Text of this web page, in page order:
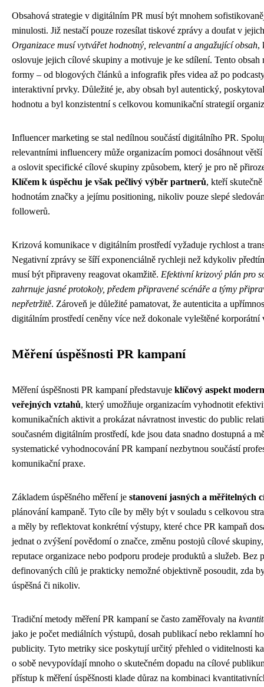
Obsahová strategie v digitálním PR musí být mnohem
minulosti. Již nestačí pouze rozesílat tiskové zprávy a doufat v
Organizace musí vytvářet hodnotný, relevantní a angažující obsah,
oslovuje jejich cílové skupiny a motivuje je ke sdílení. Tento obsah
formy – od blogových článků a infografik přes videa až po
interaktivní prvky. Důležité je, aby obsah byl autentický,
hodnotu a byl konzistentní s celkovou komunikační strategií
Influencer marketing se stal nedílnou součástí digitálního PR.
relevantními influencery může organizacím pomoci dosáhnout
a oslovit specifické cílové skupiny způsobem, který je pro ně
Klíčem k úspěchu je však pečlivý výběr partnerů, kteří
hodnotám značky a jejímu positioning, nikoliv pouze slepé
followerů.
Krizová komunikace v digitálním prostředí vyžaduje rychlost a
Negativní zprávy se šíří exponenciálně rychleji než kdykoliv
musí být připraveny reagovat okamžitě. Efektivní krizový plán pro
zahrnuje jasné protokoly, předem připravené scénáře a týmy
nepřetržitě. Zároveň je důležité pamatovat, že autenticita a
digitálním prostředí ceněny více než dokonale vyleštěné korporátní
Měření úspěšnosti PR kampaní
Měření úspěšnosti PR kampaní představuje klíčový aspekt
veřejných vztahů, který umožňuje organizacím vyhodnotit
komunikačních aktivit a prokázat návratnost investic do public
současném digitálním prostředí, kde jsou data snadno dostupná a
systematické vyhodnocování PR kampaní nezbytnou součástí
komunikační praxe.
Základem úspěšného měření je stanovení jasných a měřitelných
plánování kampaně. Tyto cíle by měly být v souladu s celkovou
a měly by reflektovat konkrétní výstupy, které chce PR kampaň
jednat o zvýšení povědomí o značce, změnu postojů cílové
reputace organizace nebo podporu prodeje produktů a služeb. Bez
definovaných cílů je prakticky nemožné objektivně posoudit, zda
úspěšná či nikoliv.
Tradiční metody měření PR kampaní se často zaměřovaly na
jako je počet mediálních výstupů, dosah publikací nebo reklamní
publicity. Tyto metriky sice poskytují určitý přehled o viditelnosti
o sobě nevypovídají mnoho o skutečném dopadu na cílové
přístup k měření úspěšnosti klade důraz na kombinaci